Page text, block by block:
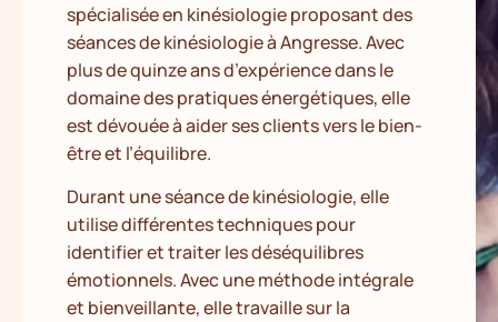
spécialisée en kinésiologie proposant des
séances de kinésiologie à Angresse. Avec
plus de quinze ans d’expérience dans le
domaine des pratiques énergétiques, elle
est dévouée à aider ses clients vers le bien-
être et l’équilibre.
Durant une séance de kinésiologie, elle
utilise différentes techniques pour
identifier et traiter les déséquilibres
émotionnels. Avec une méthode intégrale
et bienveillante, elle travaille sur la